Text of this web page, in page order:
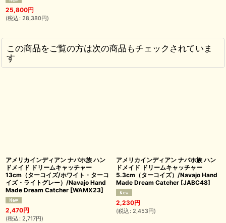
25,800円
(税込 : 28,380円)
この商品をご覧の方は次の商品もチェックされていま
す
アメリカインディアン ナバホ族 ハン
ドメイド ドリームキャッチャー
13cm（ターコイズ/ホワイト・ターコ
イズ・ライトグレー）/Navajo Hand
Made Dream Catcher [WAMX23]
2,470円
(税込 : 2,717円)
アメリカインディアン ナバホ族 ハン
ドメイド ドリームキャッチャー
5.3cm（ターコイズ）/Navajo Hand
Made Dream Catcher [JABC48]
2,230円
(税込 : 2,453円)